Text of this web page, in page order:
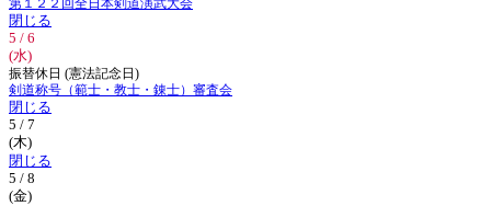
第１２２回全日本剣道演武大会
閉じる
5 / 6
(水)
振替休日 (憲法記念日)
剣道称号（範士・教士・錬士）審査会
閉じる
5 / 7
(木)
閉じる
5 / 8
(金)